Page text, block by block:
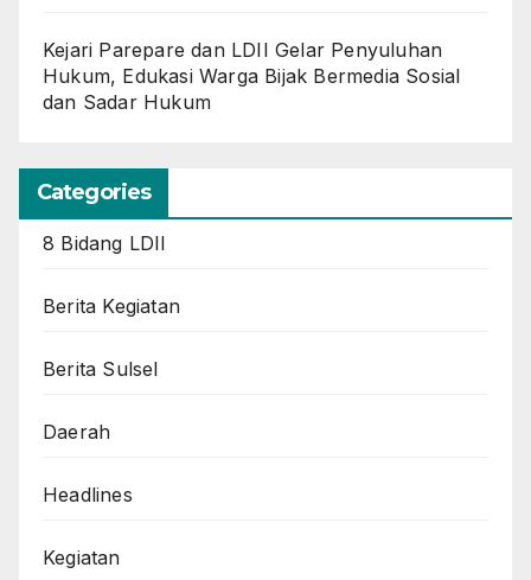
Kejari Parepare dan LDII Gelar Penyuluhan
Hukum, Edukasi Warga Bijak Bermedia Sosial
dan Sadar Hukum
Categories
8 Bidang LDII
Berita Kegiatan
Berita Sulsel
Daerah
Headlines
Kegiatan